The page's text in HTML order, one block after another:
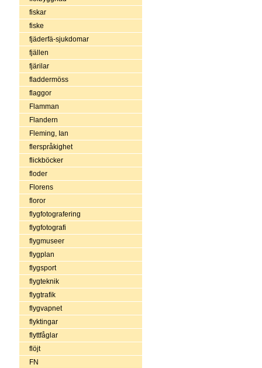
fiskar
fiske
fjäderfä-sjukdomar
fjällen
fjärilar
fladdermöss
flaggor
Flamman
Flandern
Fleming, Ian
flerspråkighet
flickböcker
floder
Florens
floror
flygfotografering
flygfotografi
flygmuseer
flygplan
flygsport
flygteknik
flygtrafik
flygvapnet
flyktingar
flyttfåglar
flöjt
FN